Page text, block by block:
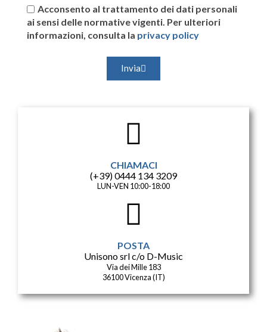
CHIAMACI
(+39) 0444 134 3209
LUN-VEN 10:00-18:00
POSTA
Unisono srl c/o D-Music
Via dei Mille 183
36100 Vicenza (IT)
Acconsento al trattamento dei dati personali
ai sensi delle normative vigenti. Per ulteriori
informazioni, consulta la privacy policy
Invia